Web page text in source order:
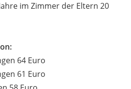
im Zimmer der Eltern 20
64 Euro
61 Euro